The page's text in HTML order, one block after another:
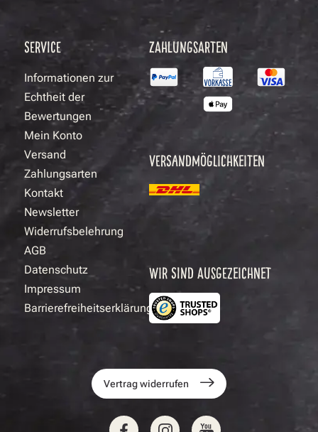
SERVICE
Informationen zur
Echtheit der
Bewertungen
Mein Konto
Versand
Zahlungsarten
Kontakt
Newsletter
Widerrufsbelehrung
AGB
Datenschutz
Impressum
Barrierefreiheitserklärung
ZAHLUNGSARTEN
VERSANDMÖGLICHKEITEN
WIR SIND AUSGEZEICHNET
Vertrag widerrufen